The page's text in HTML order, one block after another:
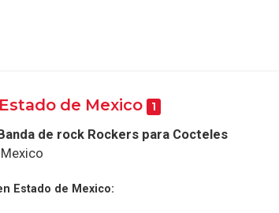
de Mexico 1
Banda de rock Rockers para Cocteles
Estado de Mexico: